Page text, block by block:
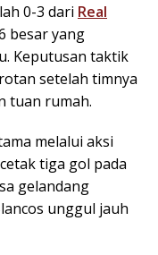
0-3 dari Real
besar yang
Keputusan taktik
setelah timnya
tuan rumah.
melalui aksi
tiga gol pada
gelandang
unggul jauh